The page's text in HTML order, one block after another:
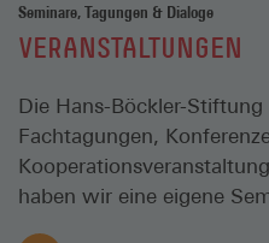
Seminare, Tagungen & Dialoge
VERANSTALTUNGEN
Die Hans-Böckler-
Fachtagungen,
haben wir eine eigene